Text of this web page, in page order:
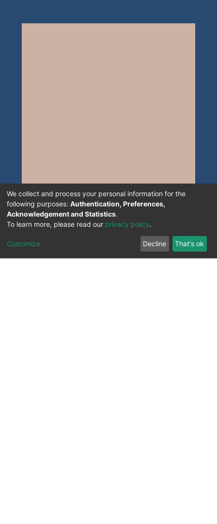
We collect and process your personal information for the
following purposes: Authentication, Preferences,
Acknowledgement and Statistics.
To learn more, please read our privacy policy.
Customize Decline That's ok